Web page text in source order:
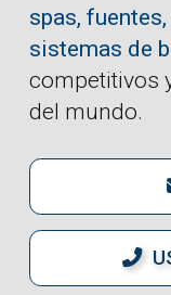
spas,
sistemas de
competitivos
del mundo.